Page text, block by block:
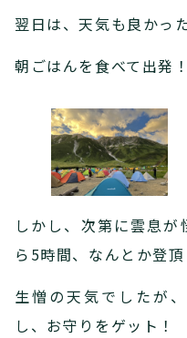
翌日は、天気も良かっ
朝ごはんを食べて出発！
しかし、次第に雲息
ら5時間、なんとか登頂
生憎の天気でしたが
し、お守りをゲット！